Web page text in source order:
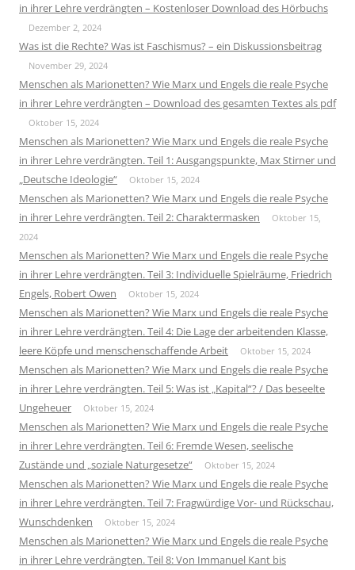
in ihrer Lehre verdrängten – Kostenloser Download des Hörbuchs
Dezember 2, 2024
Was ist die Rechte? Was ist Faschismus? – ein Diskussionsbeitrag
November 29, 2024
Menschen als Marionetten? Wie Marx und Engels die reale Psyche
in ihrer Lehre verdrängten – Download des gesamten Textes als pdf
Oktober 15, 2024
Menschen als Marionetten? Wie Marx und Engels die reale Psyche
in ihrer Lehre verdrängten. Teil 1: Ausgangspunkte, Max Stirner und
„Deutsche Ideologie“
Oktober 15, 2024
Menschen als Marionetten? Wie Marx und Engels die reale Psyche
in ihrer Lehre verdrängten. Teil 2: Charaktermasken
Oktober 15,
2024
Menschen als Marionetten? Wie Marx und Engels die reale Psyche
in ihrer Lehre verdrängten. Teil 3: Individuelle Spielräume, Friedrich
Engels, Robert Owen
Oktober 15, 2024
Menschen als Marionetten? Wie Marx und Engels die reale Psyche
in ihrer Lehre verdrängten. Teil 4: Die Lage der arbeitenden Klasse,
leere Köpfe und menschenschaffende Arbeit
Oktober 15, 2024
Menschen als Marionetten? Wie Marx und Engels die reale Psyche
in ihrer Lehre verdrängten. Teil 5: Was ist „Kapital“? / Das beseelte
Ungeheuer
Oktober 15, 2024
Menschen als Marionetten? Wie Marx und Engels die reale Psyche
in ihrer Lehre verdrängten. Teil 6: Fremde Wesen, seelische
Zustände und „soziale Naturgesetze“
Oktober 15, 2024
Menschen als Marionetten? Wie Marx und Engels die reale Psyche
in ihrer Lehre verdrängten. Teil 7: Fragwürdige Vor- und Rückschau,
Wunschdenken
Oktober 15, 2024
Menschen als Marionetten? Wie Marx und Engels die reale Psyche
in ihrer Lehre verdrängten. Teil 8: Von Immanuel Kant bis